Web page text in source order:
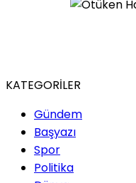
KATEGORİLER
Gündem
Başyazı
Spor
Politika